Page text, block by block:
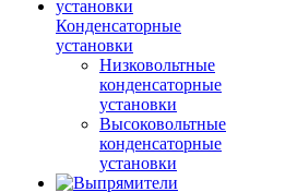
Конденсаторные
установки
Низковольтные
конденсаторные
установки
Высоковольтные
конденсаторные
установки